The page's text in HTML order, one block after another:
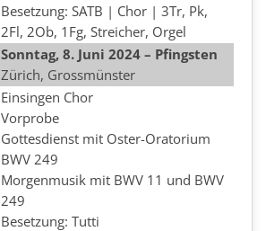
Besetzung: SATB | Chor | 3Tr, Pk,
2Fl, 2Ob, 1Fg, Streicher, Orgel
Sonntag, 8. Juni 2024 – Pfingsten
Zürich, Grossmünster
Einsingen Chor
Vorprobe
Gottesdienst mit Oster-Oratorium
BWV 249
Morgenmusik mit BWV 11 und BWV
249
Besetzung: Tutti